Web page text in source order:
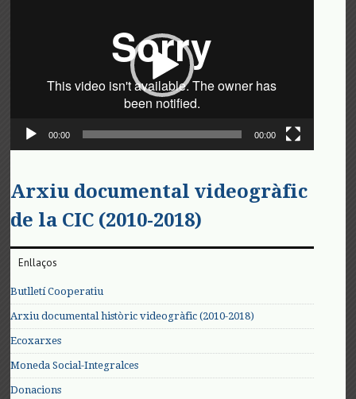
00:00 00:00
Arxiu documental videogràfic
de la CIC (2010-2018)
Enllaços
Butlletí Cooperatiu
Arxiu documental històric videogràfic (2010-2018)
Ecoxarxes
Moneda Social-Integralces
Donacions